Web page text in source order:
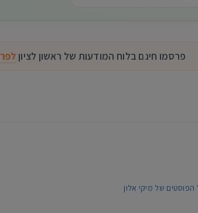
פרסמו חינם בלוח המודעות של ראשון לציון
של מיקי אלון